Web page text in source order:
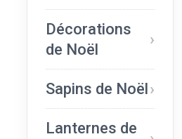
Décorations
de Noël
Sapins de Noël
Lanternes de